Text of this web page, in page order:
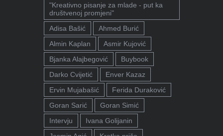
"Kreativno pisanje za mlade - put ka
društvenoj promjeni"
Adisa Bašić
Ahmed Burić
Almin Kaplan
Asmir Kujović
Bjanka Alajbegović
Buybook
Darko Cvijetić
Enver Kazaz
Ervin Mujabašić
Ferida Duraković
Goran Sarić
Goran Simić
Intervju
Ivana Golijanin